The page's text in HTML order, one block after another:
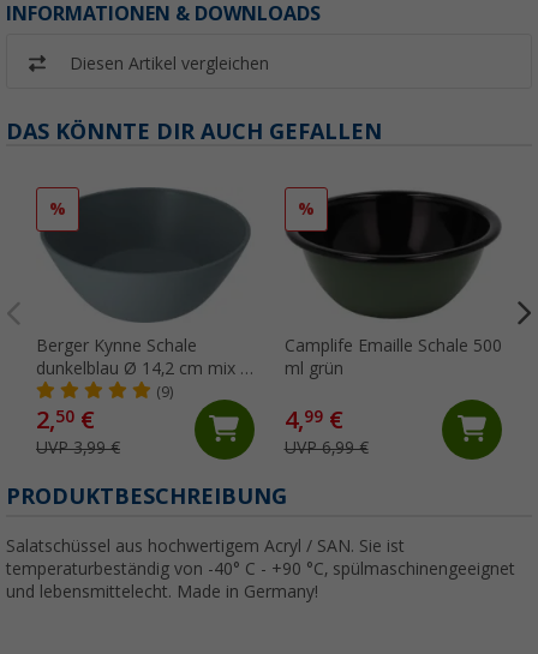
INFORMATIONEN & DOWNLOADS
Diesen Artikel vergleichen
DAS KÖNNTE DIR AUCH GEFALLEN
%
Berger Kynne Schale
dunkelblau Ø 14,2 cm mix &
match
(9)
2,50 €
UVP 3,99 €
%
Camplife Emaille Schale 500
ml grün
4,99€
UVP 6,99 €
PRODUKTBESCHREIBUNG
Salatschüssel aus hochwertigem Acryl / SAN. Sie ist
temperaturbeständig von -40° C - +90 °C, spülmaschinengeeignet
und lebensmittelecht. Made in Germany!